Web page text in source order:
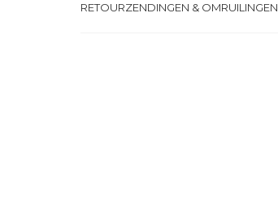
RETOURZENDINGEN & OMRUILINGEN